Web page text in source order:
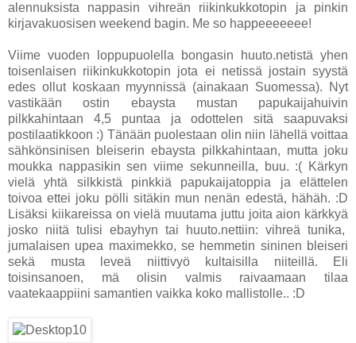
alennuksista nappasin vihreän riikinkukkotopin ja pinkin
kirjavakuosisen weekend bagin. Me so happeeeeeee!
Viime vuoden loppupuolella bongasin huuto.netistä yhen
toisenlaisen riikinkukkotopin jota ei netissä jostain syystä
edes ollut koskaan myynnissä (ainakaan Suomessa). Nyt
vastikään ostin ebaysta mustan papukaijahuivin
pilkkahintaan 4,5 puntaa ja odottelen sitä saapuvaksi
postilaatikkoon :) Tänään puolestaan olin niin lähellä voittaa
sähkönsinisen bleiserin ebaysta pilkkahintaan, mutta joku
moukka nappasikin sen viime sekunneilla, buu. :( Kärkyn
vielä yhtä silkkistä pinkkiä papukaijatoppia ja elättelen
toivoa ettei joku pölli sitäkin mun nenän edestä, hähäh. :D
Lisäksi kiikareissa on vielä muutama juttu joita aion kärkkyä
josko niitä tulisi ebayhyn tai huuto.nettiin: vihreä tunika,
jumalaisen upea maximekko, se hemmetin sininen bleiseri
sekä musta leveä niittivyö kultaisilla niiteillä. Eli
toisinsanoen, mä olisin valmis raivaamaan tilaa
vaatekaappiini samantien vaikka koko mallistolle.. :D